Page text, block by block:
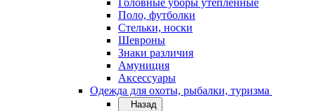
Головные уборы утепленные
Поло, футболки
Стельки, носки
Шевроны
Знаки различия
Амуниция
Аксессуары
Одежда для охоты, рыбалки, туризма
Назад